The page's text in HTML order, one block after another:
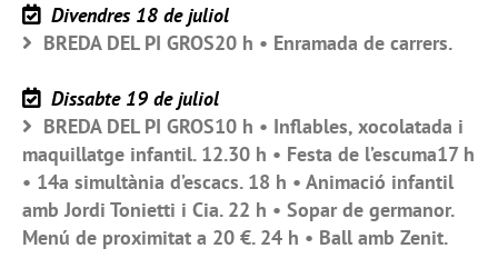
Divendres 18 de juliol
BREDA DEL PI GROS20 h • Enramada de carrers.
Dissabte 19 de juliol
BREDA DEL PI GROS10 h • Inflables, xocolatada i
maquillatge infantil. 12.30 h • Festa de l’escuma17 h
• 14a simultània d’escacs. 18 h • Animació infantil
amb Jordi Tonietti i Cia. 22 h • Sopar de germanor.
Menú de proximitat a 20 €. 24 h • Ball amb Zenit.